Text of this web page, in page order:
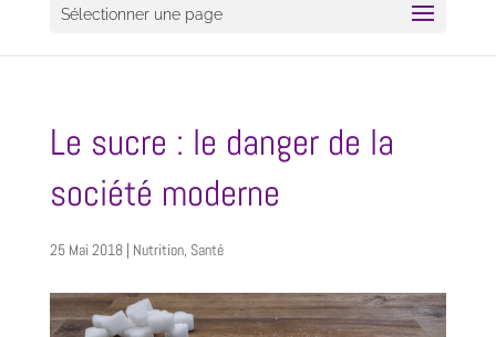
Sélectionner une page
Le sucre : le danger de la
société moderne
25 Mai 2018| Nutrition, Santé